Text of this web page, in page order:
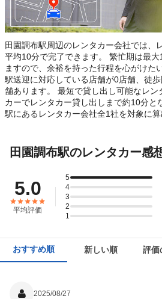
田園調布駅周辺のレンタカー会社では、
平均10分で完了できます。 繁忙期は最
ますので、余裕を持った行程を心がけた
駅送迎に対応している店舗が0店舗、徒
舗あります。 最短で貸し出し可能なレン
カーでレンタカー貸し出しまで約10分
駅にあるレンタカー会社全1社を対象に算
田園調布駅のレンタカー感
5.0
平均評価
5
4
3
2
1
おすすめ順 新しい順 評価
2025/08/27